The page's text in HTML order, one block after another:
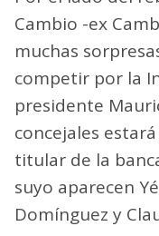
Cambio -ex
muchas
competir por la
presidente
concejales
titular de la
suyo aparecen
Domínguez y